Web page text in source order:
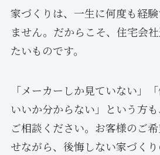
家づくりは、一生に何度も経
ません。だからこそ、住宅会
たいものです。
「メーカーしか見ていない」
いいか分からない」という方
ご相談ください。お客様のご
せながら、後悔しない家づく